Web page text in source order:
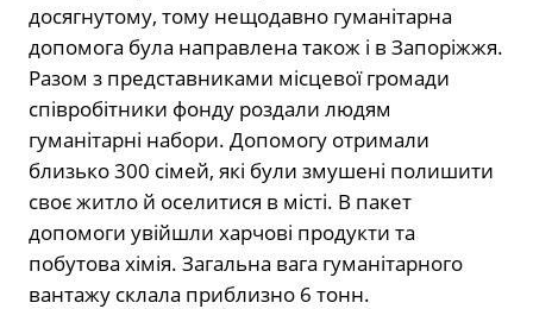
досягнутому, тому нещодавно гуманітарна
допомога була направлена також і в Запоріжжя.
Разом з представниками місцевої громади
співробітники фонду роздали людям
гуманітарні набори. Допомогу отримали
близько 300 сімей, які були змушені полишити
своє житло й оселитися в місті. В пакет
допомоги увійшли харчові продукти та
побутова хімія. Загальна вага гуманітарного
вантажу склала приблизно 6 тонн.